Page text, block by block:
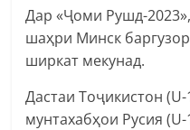
Дар «Ҷоми Рушд-
шаҳри Минск
ширкат мекунад.
Дастаи Тоҷикистон
мунтахабҳои Русия